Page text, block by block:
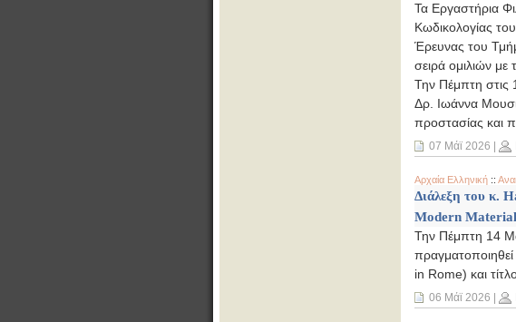
Τα Εργαστήρια
Κωδικολογίας
Έρευνας του
σειρά ομιλιών με
Την Πέμπτη στις
Δρ. Ιωάννα
προστασίας και
07 Μάϊ 2026
Αρχαία Ελληνική ::
Διάλεξη του κ.
Modern
Την Πέμπτη 14
in Rome) και
06 Μάϊ 2026